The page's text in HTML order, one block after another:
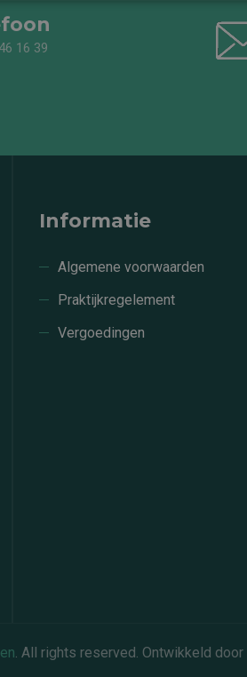
16 39
Informatie
Algemene voorwaarden
Praktijkregelement
Vergoedingen
. All rights reserved. Ontwikkeld door